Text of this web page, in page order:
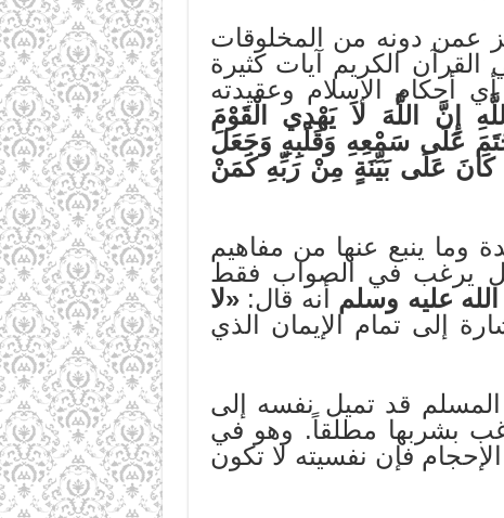
عمن دونه من المخلوقات
الكريم آيات كثيرة
أحكام الإسلام وعقيدته
إِنَّ اللَّهَ لاَ يَهْدِي الْقَوْمَ
عَلَى سَمْعِهِ وَقَلْبِهِ وَجَعَلَ
كَانَ عَلَى بَيِّنَةٍ مِنْ رَبِّهِ كَمَنْ
وما ينبع عنها من مفاهيم
بل يرغب في الصواب فقط
عليه وسلم أنه قال:«لا
إلى تمام الإيمان الذي
قد تميل نفسه إلى
بشربها مطلقاً. وهو في
فإن نفسيته لا تكون